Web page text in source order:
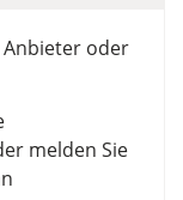
Anbieter oder
melden Sie